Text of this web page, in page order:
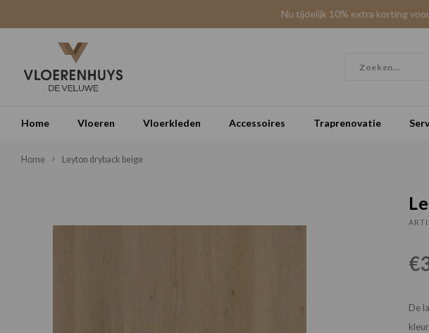
Nu tijdelijk 10% extra korting
Home Vloeren Vloerkleden Accessoires Traprenovatie
Home Leyton dryback beige
De